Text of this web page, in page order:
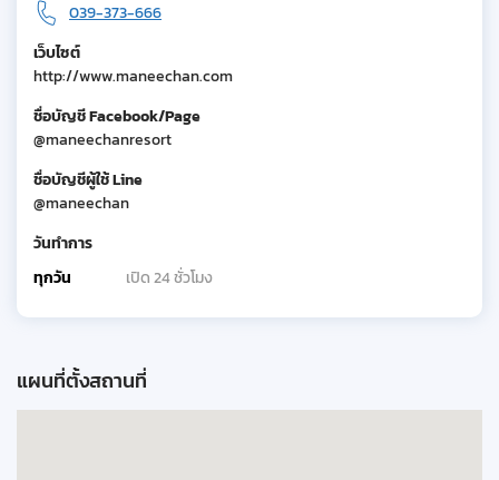
039-373-666
เว็บไซต์
http://www.maneechan.com
ชื่อบัญชี Facebook/Page
@maneechanresort
ชื่อบัญชีผู้ใช้ Line
@maneechan
วันทำการ
ทุกวัน
เปิด 24 ชั่วโมง
แผนที่ตั้งสถานที่